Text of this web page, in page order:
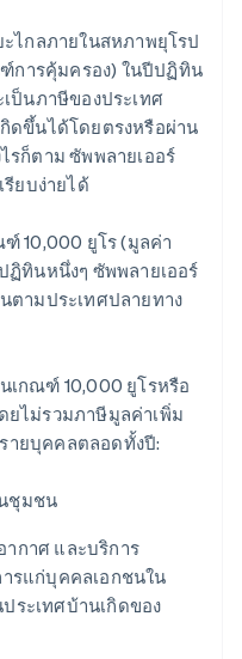
ไกลภายในสหภาพยุโรป
การคุ้มครอง) ในปีปฏิทิน
ป็นภาษีของประเทศ
ดขึ้นได้โดยตรงหรือผ่าน
รก็ตาม ซัพพลายเออร์
รียบง่ายได้
10,000 ยูโร (มูลค่า
ฏิทินหนึ่งๆ ซัพพลายเออร์
ตามประเทศปลายทาง
เกณฑ์ 10,000 ยูโรหรือ
ไม่รวมภาษีมูลค่าเพิ่ม
ายบุคคลตลอดทั้งปี:
ชุมชน
กาศ และบริการ
รแก่บุคคลเอกชนใน
ระเทศบ้านเกิดของ